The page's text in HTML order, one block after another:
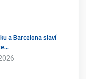
a Barcelona slaví